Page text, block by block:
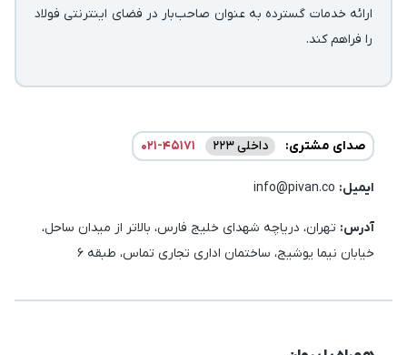
ارائه خدمات گسترده به عنوان صاحب‌بار در فضای اینترنتی فولاد
را فراهم کند.
صدای مشتری: داخلی 223 021-45171
ایمیل:‌
آدرس: تهران، دریاچه شهدای خلیج فارس، بالاتر از میدان ساحل،
خیابان نیما یوشیج، ساختمان اداری تجاری تماس، طبقه 6